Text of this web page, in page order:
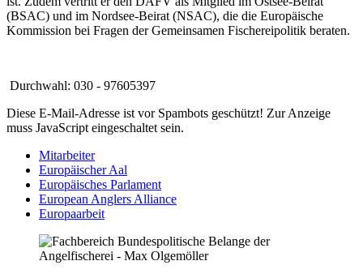
(BSAC) und im Nordsee‑Beirat (NSAC), die die Europäische
Kommission bei Fragen der Gemeinsamen Fischereipolitik beraten.
Durchwahl: 030 - 97605397
Diese E-Mail-Adresse ist vor Spambots geschützt! Zur Anzeige
muss JavaScript eingeschaltet sein.
Mitarbeiter
Europäischer Aal
Europäisches Parlament
European Anglers Alliance
Europaarbeit